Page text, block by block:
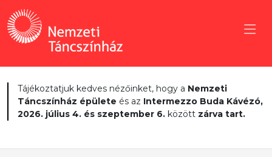
Tájékoztatjuk kedves nézőinket, hogy a Nemzeti
Táncszínház épülete és az Intermezzo Buda Kávézó,
2026. július 4. és szeptember 6. között zárva tart.